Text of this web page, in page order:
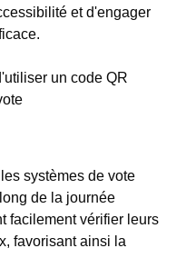
et d'engager
un code QR
systèmes de vote
de la journée
facilement vérifier leurs
favorisant ainsi la